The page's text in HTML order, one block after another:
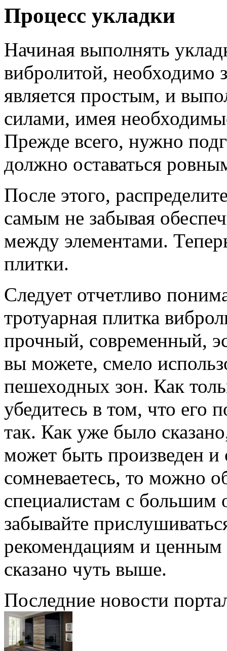
Процесс укладки
Начиная выполнять
вибролитой, необходимо
является простым, и
силами, имея
Прежде всего, нужно
должно оставаться
После этого,
самым не забывая
между элементами.
плитки.
Следует отчетливо
тротуарная плитка
прочный, современный,
вы можете, смело
пешеходных зон. Как
убедитесь в том, что его
так. Как уже было
может быть произведен
сомневаетесь, то можно
специалистам с большим
забывайте
рекомендациям и
сказано чуть выше.
Последние новости